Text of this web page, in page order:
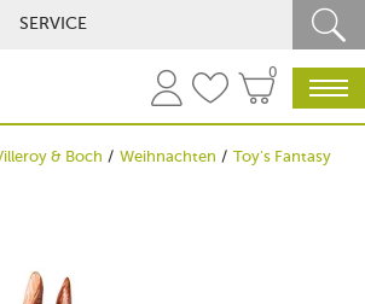
SERVICE
0
& Boch Weihnachten Toy's Fantasy